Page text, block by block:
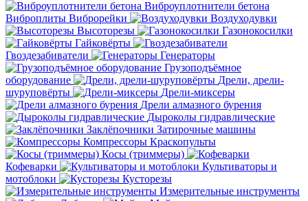
Виброуплотнители бетона
Виброплиты Виброрейки
Воздуходувки
Высоторезы
Газонокосилки
Гайковёрты
Гвоздезабиватели
Генераторы
Грузоподъёмное
оборудование
Дрели, дрели-
шуруповёрты
Дрели-миксеры
Дрели алмазного бурения
Дыроколы гидравлические
Заклёпочники Затирочные машины
Компрессоры Краскопульты
Косы (триммеры)
Кофеварки
Культиваторы и
мотоблоки
Кусторезы
Измерительные инструменты